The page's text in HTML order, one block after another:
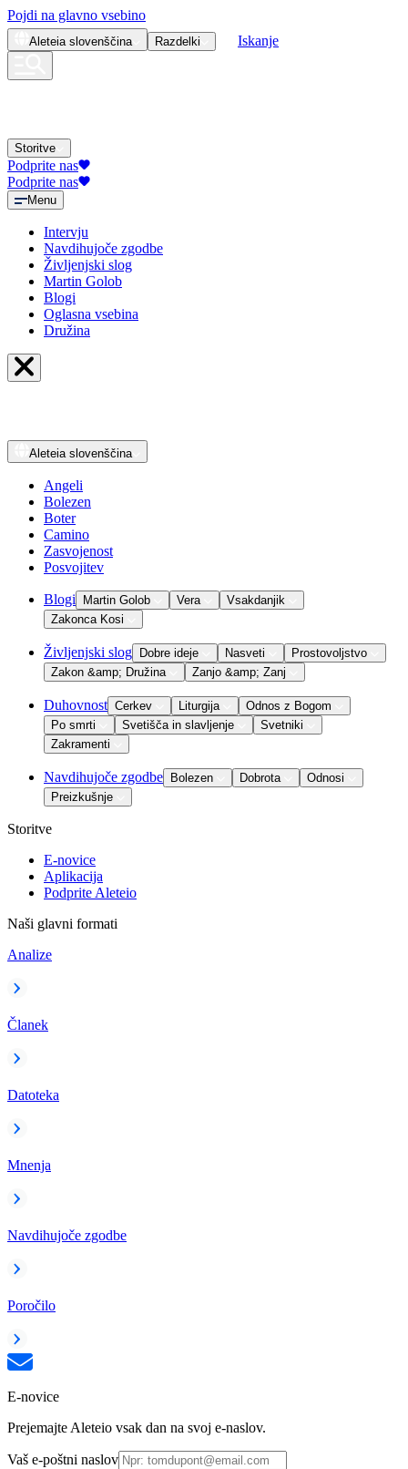
Pojdi na glavno vsebino
Aleteia slovenščina Razdelki Iskanje
Storitve
Podprite nas
Podprite nas
Menu
Intervju
Navdihujoče zgodbe
Življenjski slog
Martin Golob
Blogi
Oglasna vsebina
Družina
Aleteia slovenščina
Angeli
Bolezen
Boter
Camino
Zasvojenost
Posvojitev
Blogi Martin Golob Vera
Vsakdanjik
Zakonca Kosi
Življenjski slog Dobre ideje Nasveti
Prostovoljstvo
Zakon &amp; Družina
Zanjo &amp; Zanj
Duhovnost Cerkev Liturgija
Odnos z Bogom
Po smrti
Svetišča in slavljenje
Svetniki
Zakramenti
Navdihujoče zgodbe Bolezen Dobrota
Odnosi
Preizkušnje
Storitve
E-novice
Aplikacija
Podprite Aleteio
Naši glavni formati
Analize
Članek
Datoteka
Mnenja
Navdihujoče zgodbe
Poročilo
E-novice
Prejemajte Aleteio vsak dan na svoj e-naslov.
Vaš e-poštni naslov